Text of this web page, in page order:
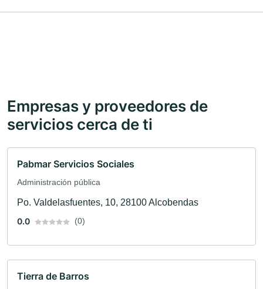
Empresas y proveedores de
servicios cerca de ti
Pabmar Servicios Sociales
Administración pública
Po. Valdelasfuentes, 10, 28100 Alcobendas
0.0
(0)
Tierra de Barros